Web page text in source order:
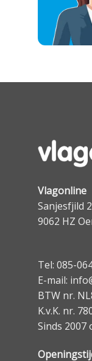
Vlagonline
Sanjesfjild
9062 HZ
Tel: 085-
E-mail:
BTW nr.
K.v.K. nr.
Sinds 2007